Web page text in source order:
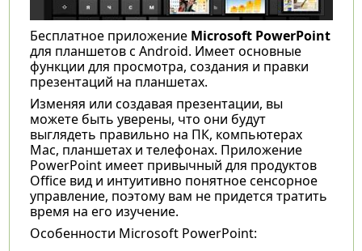
Бесплатное приложение Microsoft PowerPoint
для планшетов с Android. Имеет основные
функции для просмотра, создания и правки
презентаций на планшетах.
Изменяя или создавая презентации, вы
можете быть уверены, что они будут
выглядеть правильно на ПК, компьютерах
Mac, планшетах и телефонах. Приложение
PowerPoint имеет привычный для продуктов
Office вид и интуитивно понятное сенсорное
управление, поэтому вам не придется тратить
время на его изучение.
Особенности Microsoft PowerPoint: